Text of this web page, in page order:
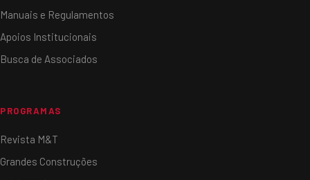
Manuais e Regulamentos
Apoios Institucionais
Busca de Associados
PROGRAMAS
Revista M&T
Grandes Construções